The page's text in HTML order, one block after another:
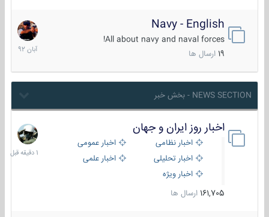
Navy - English
All about navy and naval forces!
ارسال ها
22
آبان
1392
NEWS SECTION - بخش خبر
اخبار روز ایران و جهان
اخبار نظامی
اخبار عمومی
اخبار تحلیلی
اخبار علمی
اخبار ویژه
161,705 ارسال ها
1
دقیقه
قبل